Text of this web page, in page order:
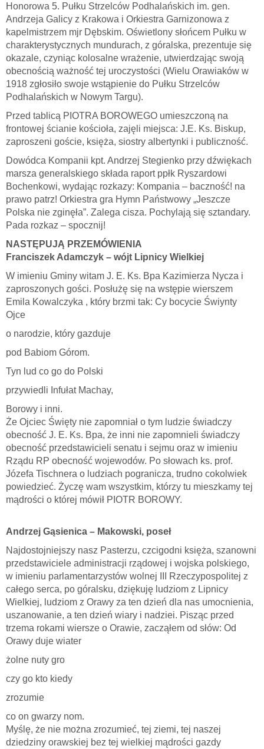
Honorowa 5. Pułku Strzelców Podhalańskich im. gen.
Andrzeja Galicy z Krakowa i Orkiestra Garnizonowa z
kapelmistrzem mjr Dębskim. Oświetlony słońcem Pułku w
charakterystycznych mundurach, z góralska, prezentuje się
okazale, czyniąc kolosalne wrażenie, utwierdzając swoją
obecnością ważność tej uroczystości (Wielu Orawiaków w
1918 zgłosiło swoje wstąpienie do Pułku Strzelców
Podhalańskich w Nowym Targu).
Przed tablicą PIOTRA BOROWEGO umieszczoną na
frontowej ścianie kościoła, zajęli miejsca: J.E. Ks. Biskup,
zaproszeni goście, księża, siostry albertynki i publiczność.
Dowódca Kompanii kpt. Andrzej Stegienko przy dźwiękach
marsza generalskiego składa raport ppłk Ryszardowi
Bochenkowi, wydając rozkazy: Kompania – baczność! na
prawo patrz! Orkiestra gra Hymn Państwowy „Jeszcze
Polska nie zginęła”. Zalega cisza. Pochylają się sztandary.
Pada rozkaz – spocznij!
NASTĘPUJĄ PRZEMÓWIENIA
Franciszek Adamczyk – wójt Lipnicy Wielkiej
W imieniu Gminy witam J. E. Ks. Bpa Kazimierza Nycza i
zaproszonych gości. Posłużę się na wstępie wierszem
Emila Kowalczyka , który brzmi tak: Cy bocycie Świynty
Ojce
o narodzie, który gazduje
pod Babiom Górom.
Tyn lud co go do Polski
przywiedli Infułat Machay,
Borowy i inni.
Że Ojciec Święty nie zapomniał o tym ludzie świadczy
obecność J. E. Ks. Bpa, że inni nie zapomnieli świadczy
obecność przedstawicieli senatu i sejmu oraz w imieniu
Rządu RP obecność wojewodów. Po słowach ks. prof.
Józefa Tischnera o ludziach pogranicza, trudno cokolwiek
powiedzieć. Życzę wam wszystkim, którzy tu mieszkamy tej
mądrości o której mówił PIOTR BOROWY.
Andrzej Gąsienica – Makowski, poseł
Najdostojniejszy nasz Pasterzu, czcigodni księża, szanowni
przedstawiciele administracji rządowej i wojska polskiego,
w imieniu parlamentarzystów wolnej III Rzeczypospolitej z
całego serca, po góralsku, dziękuję ludziom z Lipnicy
Wielkiej, ludziom z Orawy za ten dzień dla nas umocnienia,
uszanowanie, a ten dzień wiary i nadziei. Pisząc przed
trzema rokami wiersze o Orawie, zacząłem od słów: Od
Orawy duje wiater
żolne nuty gro
czy go kto kiedy
zrozumie
co on gwarzy nom.
Myślę, że nie można zrozumieć, tej ziemi, tej naszej
dziedziny orawskiej bez tej wielkiej mądrości gazdy